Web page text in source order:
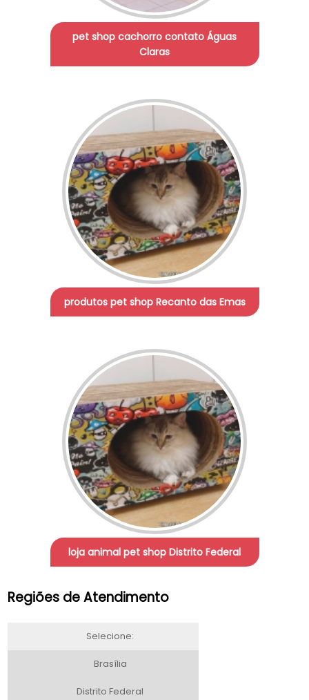
pet shop cachorro contato Águas
Claras
produtos pet shop Recanto das Emas
loja animal pet shop Distrito Federal
Regiões de Atendimento
Selecione:
Brasília
Distrito Federal